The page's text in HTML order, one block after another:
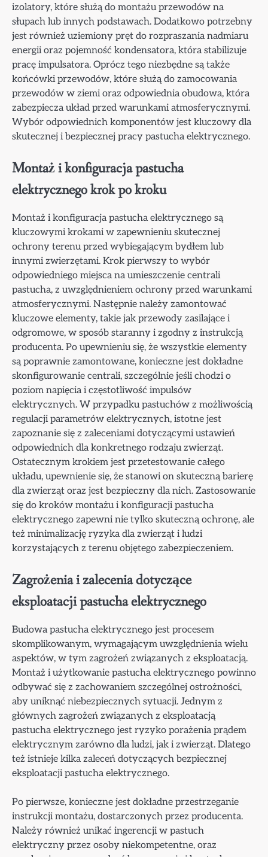
izolatory, które służą do montażu przewodów na
słupach lub innych podstawach. Dodatkowo potrzebny
jest również uziemiony pręt do rozpraszania nadmiaru
energii oraz pojemność kondensatora, która stabilizuje
pracę impulsatora. Oprócz tego niezbędne są także
końcówki przewodów, które służą do zamocowania
przewodów w ziemi oraz odpowiednia obudowa, która
zabezpiecza układ przed warunkami atmosferycznymi.
Wybór odpowiednich komponentów jest kluczowy dla
skutecznej i bezpiecznej pracy pastucha elektrycznego.
Montaż i konfiguracja pastucha
elektrycznego krok po kroku
Montaż i konfiguracja pastucha elektrycznego są
kluczowymi krokami w zapewnieniu skutecznej
ochrony terenu przed wybiegającym bydłem lub
innymi zwierzętami. Krok pierwszy to wybór
odpowiedniego miejsca na umieszczenie centrali
pastucha, z uwzględnieniem ochrony przed warunkami
atmosferycznymi. Następnie należy zamontować
kluczowe elementy, takie jak przewody zasilające i
odgromowe, w sposób staranny i zgodny z instrukcją
producenta. Po upewnieniu się, że wszystkie elementy
są poprawnie zamontowane, konieczne jest dokładne
skonfigurowanie centrali, szczególnie jeśli chodzi o
poziom napięcia i częstotliwość impulsów
elektrycznych. W przypadku pastuchów z możliwością
regulacji parametrów elektrycznych, istotne jest
zapoznanie się z zaleceniami dotyczącymi ustawień
odpowiednich dla konkretnego rodzaju zwierząt.
Ostatecznym krokiem jest przetestowanie całego
układu, upewnienie się, że stanowi on skuteczną barierę
dla zwierząt oraz jest bezpieczny dla nich. Zastosowanie
się do kroków montażu i konfiguracji pastucha
elektrycznego zapewni nie tylko skuteczną ochronę, ale
też minimalizację ryzyka dla zwierząt i ludzi
korzystających z terenu objętego zabezpieczeniem.
Zagrożenia i zalecenia dotyczące
eksploatacji pastucha elektrycznego
Budowa pastucha elektrycznego jest procesem
skomplikowanym, wymagającym uwzględnienia wielu
aspektów, w tym zagrożeń związanych z eksploatacją.
Montaż i użytkowanie pastucha elektrycznego powinno
odbywać się z zachowaniem szczególnej ostrożności,
aby uniknąć niebezpiecznych sytuacji. Jednym z
głównych zagrożeń związanych z eksploatacją
pastucha elektrycznego jest ryzyko porażenia prądem
elektrycznym zarówno dla ludzi, jak i zwierząt. Dlatego
też istnieje kilka zaleceń dotyczących bezpiecznej
eksploatacji pastucha elektrycznego.
Po pierwsze, konieczne jest dokładne przestrzeganie
instrukcji montażu, dostarczonych przez producenta.
Należy również unikać ingerencji w pastuch
elektryczny przez osoby niekompetentne, oraz